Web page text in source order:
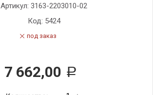
Артикул: 3163-2203010-02
Код: 5424
под заказ
7 662,00 Р